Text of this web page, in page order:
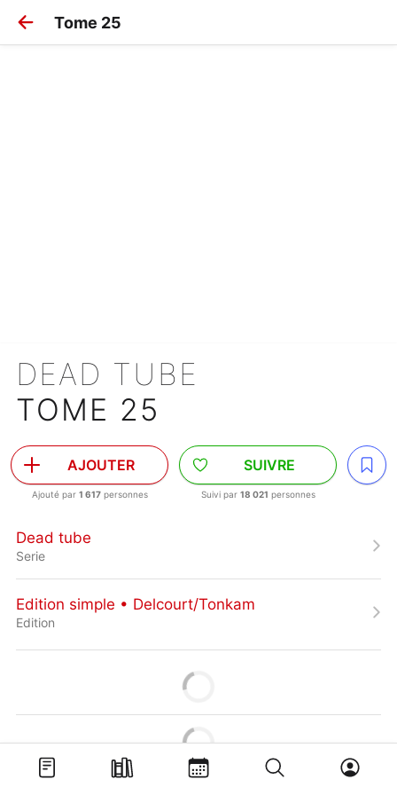
Tome 25
DEAD TUBE
TOME 25
AJOUTER
Ajouté par 1 617personnes
SUIVRE
Suivi par 18 021 personnes
Dead tube
Serie
Edition simple • Delcourt/Tonkam
Edition